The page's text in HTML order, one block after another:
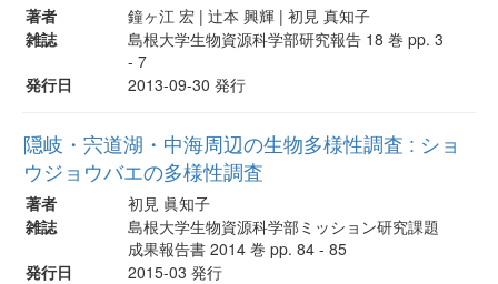
著者
鐘ヶ江 宏 | 辻本 興輝 | 初見 真知子
雑誌
島根大学生物資源科学部研究報告 18 巻 pp. 3
- 7
発行日
2013-09-30 発行
隠岐・宍道湖・中海周辺の生物多様性調査 : ショ
ウジョウバエの多様性調査
著者
初見 眞知子
雑誌
島根大学生物資源科学部ミッション研究課題
成果報告書 2014 巻 pp. 84 - 85
発行日
2015-03 発行